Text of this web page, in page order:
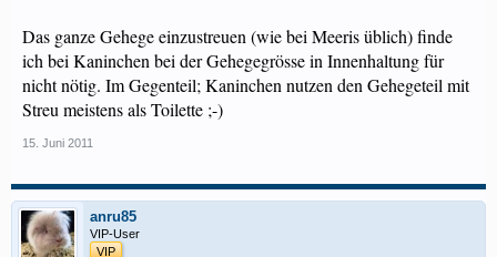
Das ganze Gehege einzustreuen (wie bei Meeris üblich) finde
ich bei Kaninchen bei der Gehegegrösse in Innenhaltung für
nicht nötig. Im Gegenteil; Kaninchen nutzen den Gehegeteil mit
Streu meistens als Toilette ;-)
15. Juni 2011
anru85
VIP-User
VIP